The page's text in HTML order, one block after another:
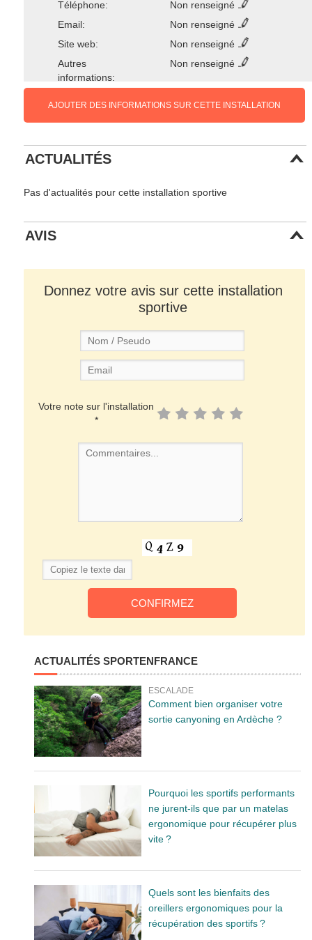
Téléphone:
Non renseigné
Email:
Non renseigné
Site web:
Non renseigné
Autres
informations:
Non renseigné
AJOUTER DES INFORMATIONS SUR CETTE INSTALLATION
ACTUALITÉS
Pas d'actualités pour cette installation sportive
AVIS
Donnez votre avis sur cette installation
sportive
Votre note sur l'installation
*
ACTUALITÉS SPORTENFRANCE
ESCALADE
Comment bien organiser votre
sortie canyoning en Ardèche ?
Pourquoi les sportifs performants
ne jurent-ils que par un matelas
ergonomique pour récupérer plus
vite ?
Quels sont les bienfaits des
oreillers ergonomiques pour la
récupération des sportifs ?